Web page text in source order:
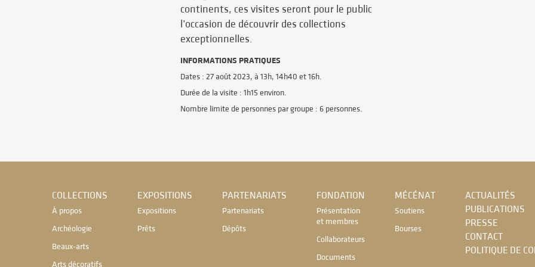
continents, ces visites seront pour le public
l’occasion de découvrir des collections
exceptionnelles.
INFORMATIONS PRATIQUES
Dates : 27 août 2023, à 13h, 14h40 et 16h.
Durée de la visite : 1h15 environ.
Nombre limite de personnes par groupe : 6 personnes.
COLLECTIONS
À propos
Archéologie
Beaux-arts
Arts décoratifs
EXPOSITIONS
Expositions
Prêts
PARTENARIATS
Partenariats
Dépôts
FONDATION
Présentation
et membres
Collaborateurs
Documents
MÉCÉNAT
Soutiens
Bourses
ACTUALITÉS
PUBLICATIONS
PRESSE
CONTACT
POLITIQUE DE